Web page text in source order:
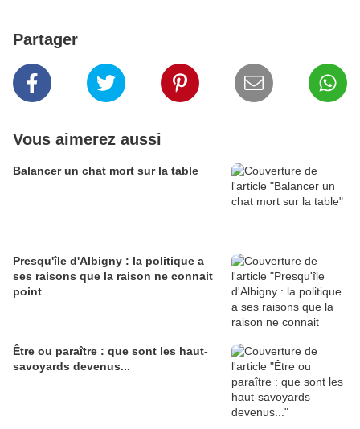
Partager
Vous aimerez aussi
Balancer un chat mort sur la table
Presqu'île d'Albigny : la politique a
ses raisons que la raison ne connait
point
Être ou paraître : que sont les haut-
savoyards devenus...